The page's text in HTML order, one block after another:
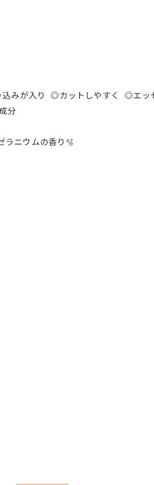
みが入り ◎カットしやすく ◎エ
分
ラニウムの香り🫧